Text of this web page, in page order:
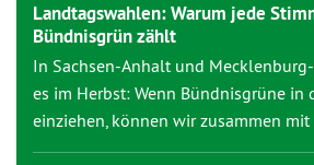
Landtagswahlen: Warum jede
Bündnisgrün zählt
In Sachsen-Anhalt und
es im Herbst: Wenn Bündnisgrüne in
einziehen, können wir zusammen mit